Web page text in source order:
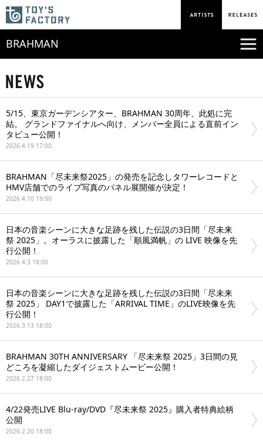
BRAHMAN
5/15、東京ガーデンシアター、BRAHMAN 30周年、此処に完
結。 グランドファイナルへ向け、メンバー全員による直前イン
タビュー公開！
2026.4.19 17:00
BRAHMAN「尽未来祭2025」の発売を記念しタワーレコードと
HMV店舗でのライブ写真のパネル展開催が決定！
2026.4.10 19:00
日本の音楽シーンに大きな足跡を残した伝説の3日間「尽未来
祭 2025」。オーラスに披露した「順風満帆」の LIVE 映像を先
行公開！
2026.4.3 18:00
日本の音楽シーンに大きな足跡を残した伝説の3日間「尽未来
祭 2025」 DAY1で披露した「ARRIVAL TIME」のLIVE映像を先
行公開！
2026.3.13 18:00
BRAHMAN 30TH ANNIVERSARY 「尽未来祭 2025」3日間の見
どころを凝縮したダイジェストムービー公開！
2026.2.27 18:00
4/22発売LIVE Blu-ray/DVD『尽未来祭 2025』購入者特典絵柄
公開
2026.2.20 18:00